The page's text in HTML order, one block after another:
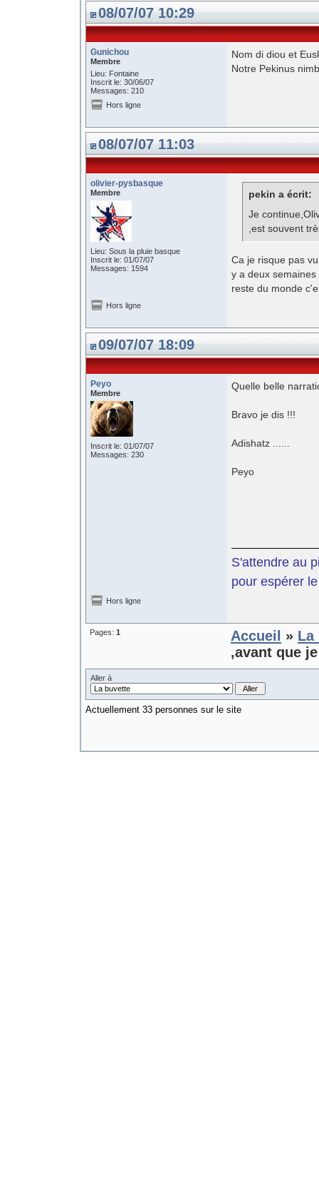
08/07/07 10:29
Gunichou
Membre
Lieu: Fontaine
Inscrit le: 30/06/07
Messages: 210
Nom di diou et
Notre Pekinus
Hors ligne
08/07/07 11:03
olivier-pysbasque
Membre
Lieu: Sous la pluie basque
Inscrit le: 01/07/07
Messages: 1594
pekin a écrit:
Je
,est souvent
Ca je risque pas
y a deux
reste du monde
Hors ligne
09/07/07 18:09
Peyo
Membre
Inscrit le: 01/07/07
Messages: 230
Quelle belle
Bravo je dis !!!
Adishatz ......
Peyo
S'attendre au
pour espérer
Hors ligne
Pages: 1 Accueil » La
,avant que
Aller à